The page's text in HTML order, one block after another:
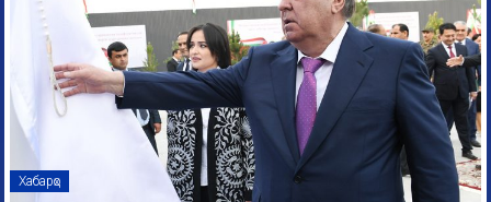
Хабарҳо